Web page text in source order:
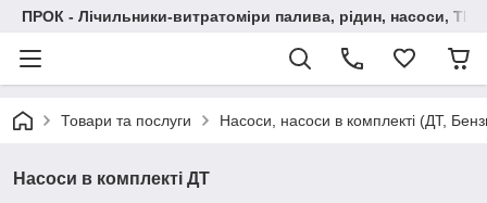
ПРОК - Лічильники-витратоміри палива, рідин, насоси,
Товари та послуги Насоси, насоси в комплекті (ДТ,
Насоси в комплекті ДТ